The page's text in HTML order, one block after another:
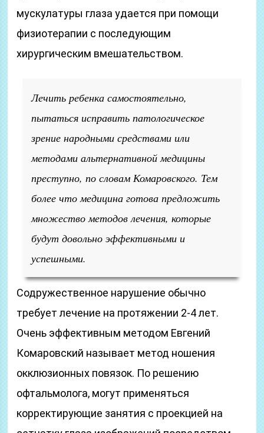
мускулатуры глаза удается при помощи
физиотерапии с последующим
хирургическим вмешательством.
Лечить ребенка самостоятельно,
пытаться исправить патологическое
зрение народными средствами или
методами альтернативной медицины
преступно, по словам Комаровского. Тем
более что медицина готова предложить
множество методов лечения, которые
будут довольно эффективными и
успешными.
Содружественное нарушение обычно
требует лечение на протяжении 2-4 лет.
Очень эффективным методом Евгений
Комаровский называет метод ношения
окклюзионных повязок. По решению
офтальмолога, могут применяться
корректирующие занятия с проекцией на